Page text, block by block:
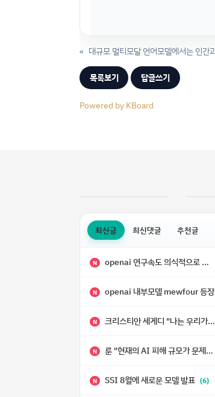
«
목록보기 답글쓰기
Powered by KBoard
최신글 최신댓글 추천글
N openai 연구속도 의식적으로 늦추고 있다
N openai 내부모델 mewfour 등장
N 크리스티안 세게디 "나는 우리가 "Fuck!!" 단계를 피할 수 있기를 바랄 뿐"
N 룬 "현재의 AI 피해 규모가 문제가 아니라, 자기복제·탈출·확산이 가능한 지능형 시스템의 피해에는 이론적으로 상한이 없다는 것이 문제"
N SSI 8월에 새로운 모델 발표 (6)